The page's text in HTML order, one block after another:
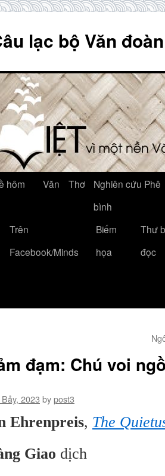
lạc bộ Văn
hôm
Văn Thơ
Nghiên cứu Phê
bình
Trên
Facebook/Minds
Biếm
họa
Thư
đọc
đạm: Chú voi
2023 bypost3
Ehrenpreis, The
Giao dịch